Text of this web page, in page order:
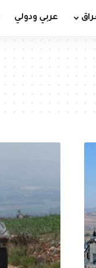
عربي ودولي